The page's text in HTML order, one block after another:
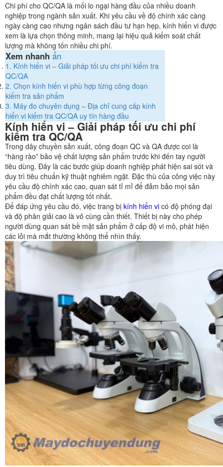
Chi phí cho QC/QA là mối lo ngại hàng đầu của nhiều doanh
nghiệp trong ngành sản xuất. Khi yêu cầu về độ chính xác càng
ngày càng cao nhưng ngân sách đầu tư hạn hẹp, kính hiển vi được
xem là lựa chọn thông minh, mang lại hiệu quả kiểm soát chất
lượng mà không tốn nhiều chi phí.
Xem nhanh ẩn
1. Kính hiển vi – Giải pháp tối ưu chi phí kiểm tra
QC/QA
2. Chọn kính hiển vi phù hợp từng công đoạn
kiểm tra sản phẩm
3. Máy đo chuyên dụng – Địa chỉ cung cấp kính
hiển vi kiểm tra QC/QA uy tín hàng đầu
Kính hiển vi – Giải pháp tối ưu chi phí
kiểm tra QC/QA
Trong dây chuyền sản xuất, công đoạn QC và QA được coi là
“hàng rào” bảo vệ chất lượng sản phẩm trước khi đến tay người
tiêu dùng. Đây là các bước giúp doanh nghiệp phát hiện sai sót và
duy trì tiêu chuẩn kỹ thuật nghiêm ngặt. Đặc thù của công việc này
yêu cầu độ chính xác cao, quan sát tỉ mỉ để đảm bảo mọi sản
phẩm đều đạt chất lượng tốt nhất.
Để đáp ứng yêu cầu đó, việc trang bị kính hiển vi có độ phóng đại
và độ phân giải cao là vô cùng cần thiết. Thiết bị này cho phép
người dùng quan sát bề mặt sản phẩm ở cấp độ vi mô, phát hiện
các lỗi mà mắt thường không thể nhìn thấy.